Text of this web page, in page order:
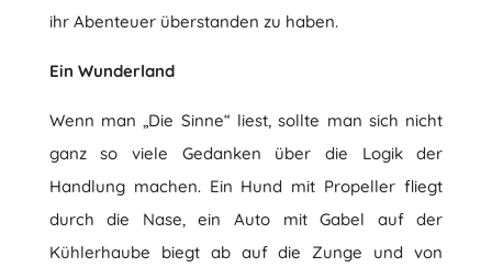
ihr Abenteuer überstanden zu haben.
Ein Wunderland
Wenn man „Die Sinne“ liest, sollte man sich nicht
ganz so viele Gedanken über die Logik der
Handlung machen. Ein Hund mit Propeller fliegt
durch die Nase, ein Auto mit Gabel auf der
Kühlerhaube biegt ab auf die Zunge und von